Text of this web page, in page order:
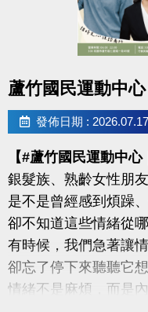
-洽詢專線：03-
-
https://
-FB : 桃園市蘆竹國民
-IG : @luzhusports
蘆竹國民運動中
發佈日期 : 2026.07.17
【#蘆竹國民運動中
銀髮族、熟齡女性朋
是不是曾經感到煩躁
卻不知道這些情緒從
有時候，我們急著讓
卻忘了停下來聽聽它
情緒不是麻煩，而是